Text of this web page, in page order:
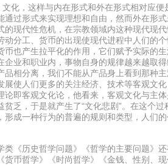
，这样与内在形式和外在形式相对应便
通过形式来实现理想和自由，然而外在形
现代性危机，在宗教领域内这种现代现
动分工、货币的出现使现代进程中人们的
币也产生拉平化的作用，它们赋予实际的
企业和职业内，事物自身的规律越来越取
品相分离，我们不能从产品身上看到那种
展使人们更多的关注经济、技术等客观文
论即客观文化论，他看来，客观文化与主
乏，于是就产生了“文化悲剧”。在这个
形成一种行为的普遍的规则和类型，人们
类《历史哲学问题》《哲学的主要问题》
币哲学》《时尚哲学》《金钱、性别、现